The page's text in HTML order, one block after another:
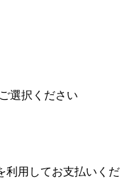
選択ください
利用してお支払いくだ